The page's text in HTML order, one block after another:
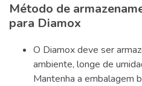
Método de
para Diamox
O Diamox deve ser
ambiente, longe de
Mantenha a embalagem